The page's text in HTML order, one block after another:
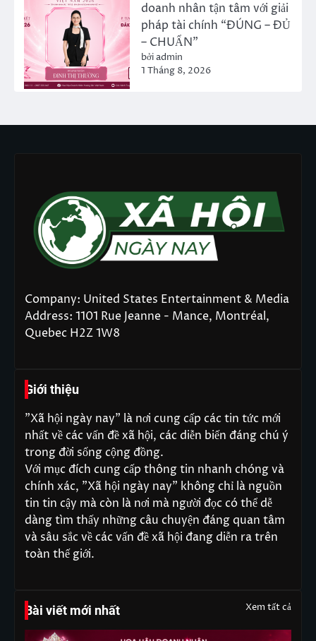
doanh nhân tận tâm với giải
pháp tài chính “ĐÚNG – ĐỦ
– CHUẨN”
bởi admin
1 Tháng 8, 2026
Company: United States Entertainment & Media
Address: 1101 Rue Jeanne - Mance, Montréal,
Quebec H2Z 1W8
Giới thiệu
"Xã hội ngày nay" là nơi cung cấp các tin tức mới
nhất về các vấn đề xã hội, các diễn biến đáng chú ý
trong đời sống cộng đồng.
Với mục đích cung cấp thông tin nhanh chóng và
chính xác, "Xã hội ngày nay" không chỉ là nguồn
tin tin cậy mà còn là nơi mà người đọc có thể dễ
dàng tìm thấy những câu chuyện đáng quan tâm
và sâu sắc về các vấn đề xã hội đang diễn ra trên
toàn thế giới.
Bài viết mới nhất Xem tất cả